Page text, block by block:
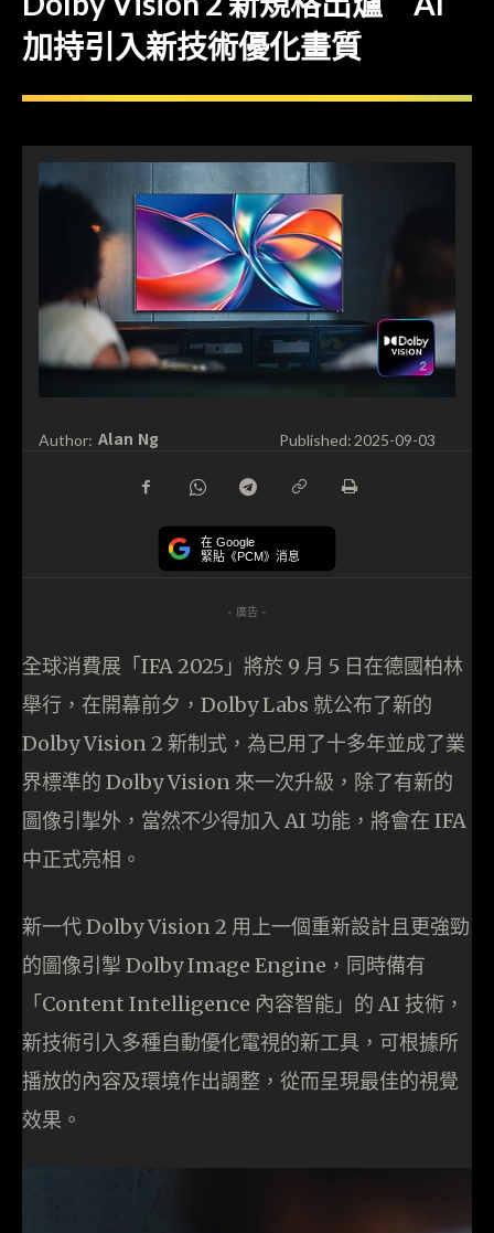
加持引入新技術優化畫質
Author: Alan Ng Published: 2025-09-03
在 Google
緊貼《PCM》消息
- 廣告 -
全球消費展「IFA 2025」將於 9 月 5 日在德國柏林
舉行，在開幕前夕，Dolby Labs 就公布了新的
Dolby Vision 2 新制式，為已用了十多年並成了業
界標準的 Dolby Vision 來一次升級，除了有新的
圖像引掣外，當然不少得加入 AI 功能，將會在 IFA
中正式亮相。
新一代 Dolby Vision 2 用上一個重新設計且更強勁
的圖像引掣 Dolby Image Engine，同時備有
「Content Intelligence 內容智能」的 AI 技術，
新技術引入多種自動優化電視的新工具，可根據所
播放的內容及環境作出調整，從而呈現最佳的視覺
效果。